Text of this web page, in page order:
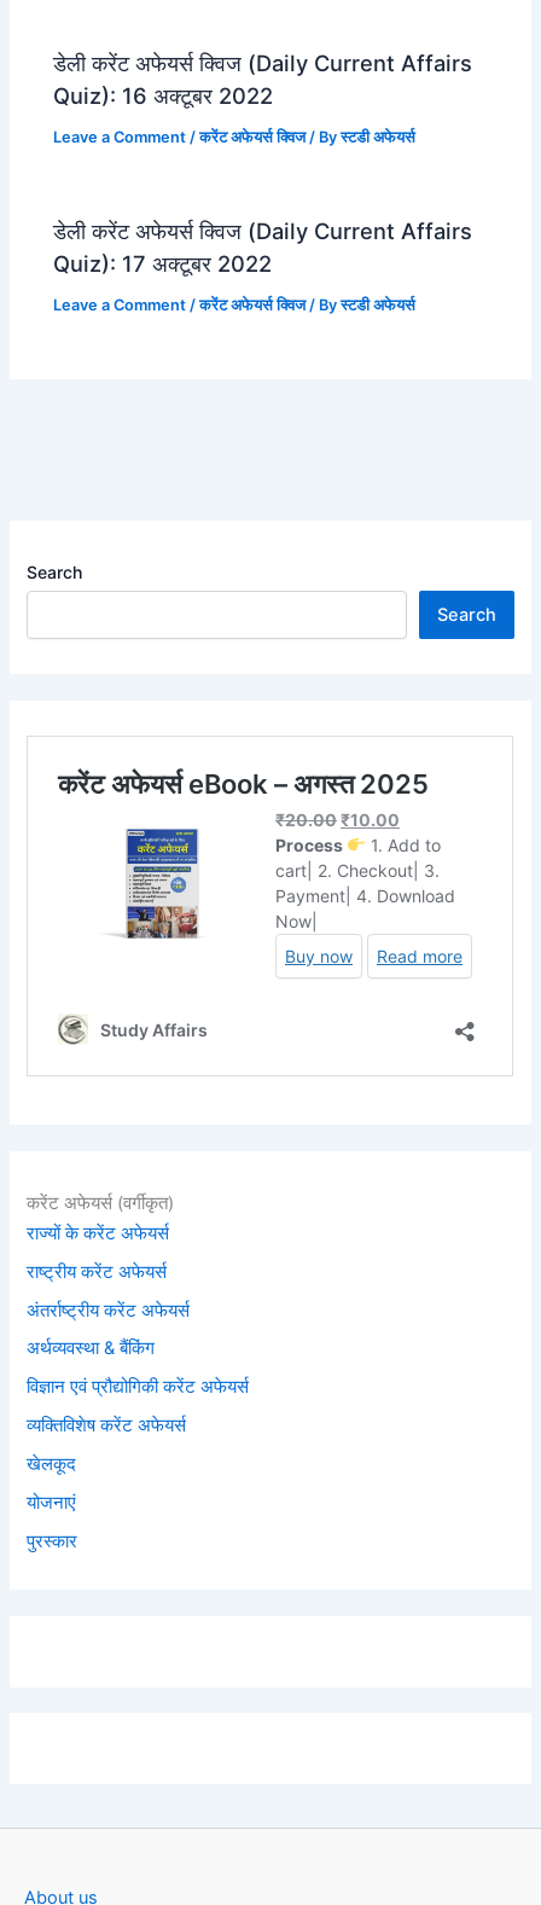
डेली करेंट अफेयर्स क्विज (Daily Current Affairs
Quiz): 16 अक्टूबर 2022
Leave a Comment /करेंट अफेयर्स क्विज/ Byस्टडी अफेयर्स
डेली करेंट अफेयर्स क्विज (Daily Current Affairs
Quiz): 17 अक्टूबर 2022
Leave a Comment /करेंट अफेयर्स क्विज/ Byस्टडी अफेयर्स
Search
Search
करेंट अफेयर्स (वर्गीकृत)
राज्यों के करेंट अफेयर्स
राष्ट्रीय करेंट अफेयर्स
अंतर्राष्ट्रीय करेंट अफेयर्स
अर्थव्यवस्था & बैंकिंग
विज्ञान एवं प्रौद्योगिकी करेंट अफेयर्स
व्यक्तिविशेष करेंट अफेयर्स
खेलकूद
योजनाएं
पुरस्कार
About us